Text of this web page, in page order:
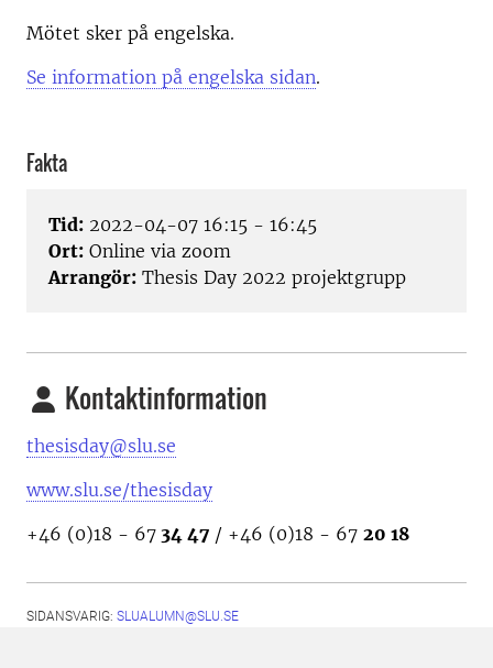
Mötet sker på engelska.
Se information på engelska sidan.
Fakta
Tid: 2022-04-07 16:15 - 16:45
Ort: Online via zoom
Arrangör: Thesis Day 2022 projektgrupp
Kontaktinformation
thesisday@slu.se
www.slu.se/thesisday
+46 (0)18 - 67 34 47 / +46 (0)18 - 67 20 18
SIDANSVARIG: SLUALUMN@SLU.SE